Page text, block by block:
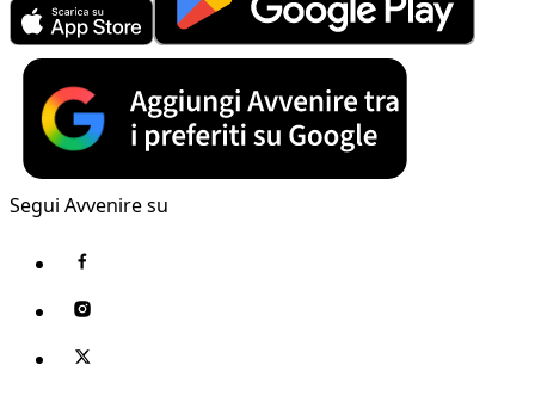
Segui Avvenire su